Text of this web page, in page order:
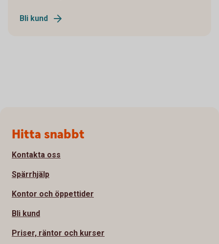
Bli kund
Sidfot
Hitta snabbt
Kontakta oss
Spärrhjälp
Kontor och öppettider
Bli kund
Priser, räntor och kurser